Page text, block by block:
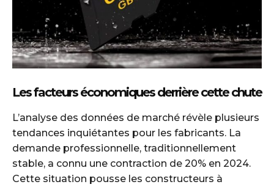
Les facteurs économiques derrière cette chute
L’analyse des données de marché révèle plusieurs
tendances inquiétantes pour les fabricants. La
demande professionnelle, traditionnellement
stable, a connu une contraction de 20% en 2024.
Cette situation pousse les constructeurs à